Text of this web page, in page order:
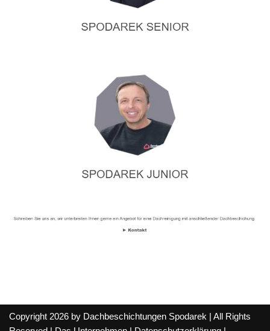
Copyright 2026 by Dachbeschichtungen Spodarek | All Rights